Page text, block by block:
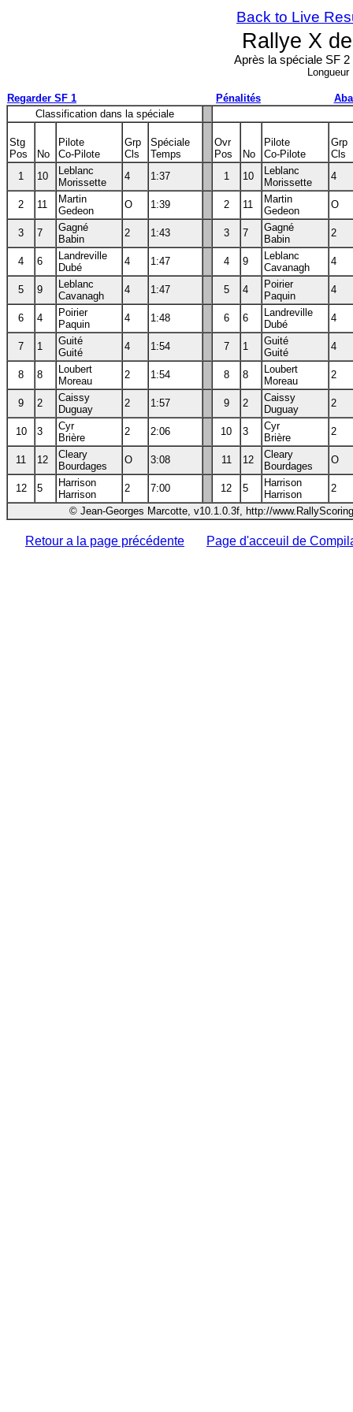
Back to Live
Rallye X
Après la spéciale SF
Regarder SF 1 Pénalités
Classification dans la spéciale
Stg
Pos
No
Pilote
Co-Pilote
Grp
Cls
Spéciale
Temps
Ovr
Pos
No
Pilote
Co-Pilote
Grp
Cls
1
10
Leblanc
Morissette
4 1:37 1 10
Leblanc
Morissette
4
2 11
Martin
Gedeon
O 1:39 2 11
Martin
Gedeon
O
3 7
Gagné
Babin
2 1:43 3 7
Gagné
Babin
2
4 6
Landreville
Dubé
4 1:47 4 9
Leblanc
Cavanagh
4
5 9
Leblanc
Cavanagh
4 1:47 5 4
Poirier
Paquin
4
6 4
Poirier
Paquin
4 1:48 6 6
Landreville
Dubé
4
7 1
Guité
Guité
4 1:54 7 1
Guité
Guité
4
8 8
Loubert
Moreau
2 1:54 8 8
Loubert
Moreau
2
9 2
Caissy
Duguay
2 1:57 9 2
Caissy
Duguay
2
10 3
Cyr
Brière
2 2:06 10 3
Cyr
Brière
2
11 12
Cleary
Bourdages
O 3:08 11 12
Cleary
Bourdages
O
12 5
Harrison
Harrison
2 7:00 12 5
Harrison
Harrison
2
© Jean-Georges Marcotte, v10.1.0.3f, http://
Retour a la page précédente Page d'acceuil de